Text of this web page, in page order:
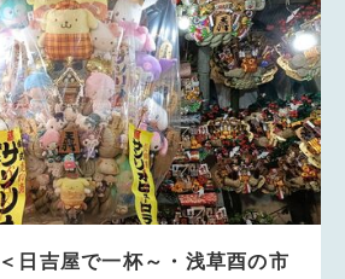
日吉屋で一杯～・浅草酉の市